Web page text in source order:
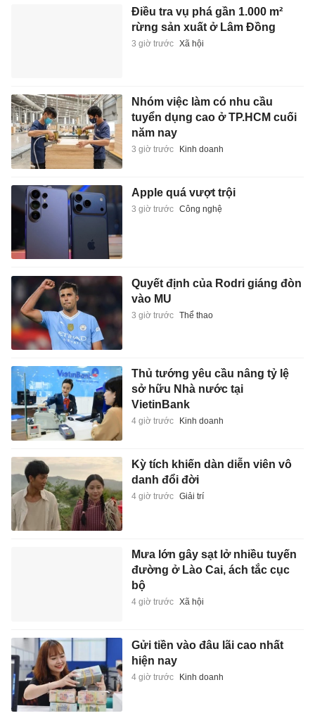
Điều tra vụ phá gần 1.000 m²
rừng sản xuất ở Lâm Đồng
3 giờ trước Xã hội
Nhóm việc làm có nhu cầu
tuyển dụng cao ở TP.HCM cuối
năm nay
3 giờ trước Kinh doanh
Apple quá vượt trội
3 giờ trước Công nghệ
Quyết định của Rodri giáng đòn
vào MU
3 giờ trước Thể thao
Thủ tướng yêu cầu nâng tỷ lệ
sở hữu Nhà nước tại
VietinBank
4 giờ trước Kinh doanh
Kỳ tích khiến dàn diễn viên vô
danh đổi đời
4 giờ trước Giải trí
Mưa lớn gây sạt lở nhiều tuyến
đường ở Lào Cai, ách tắc cục
bộ
4 giờ trước Xã hội
Gửi tiền vào đâu lãi cao nhất
hiện nay
4 giờ trước Kinh doanh